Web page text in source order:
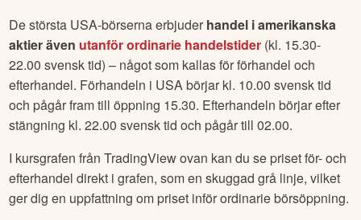
De största USA-börserna erbjuder handel i amerikanska
aktier även utanför ordinarie handelstider (kl. 15.30-
22.00 svensk tid) – något som kallas för förhandel och
efterhandel. Förhandeln i USA börjar kl. 10.00 svensk tid
och pågår fram till öppning 15.30. Efterhandeln börjar efter
stängning kl. 22.00 svensk tid och pågår till 02.00.
I kursgrafen från TradingView ovan kan du se priset för- och
efterhandel direkt i grafen, som en skuggad grå linje, vilket
ger dig en uppfattning om priset inför ordinarie börsöppning.